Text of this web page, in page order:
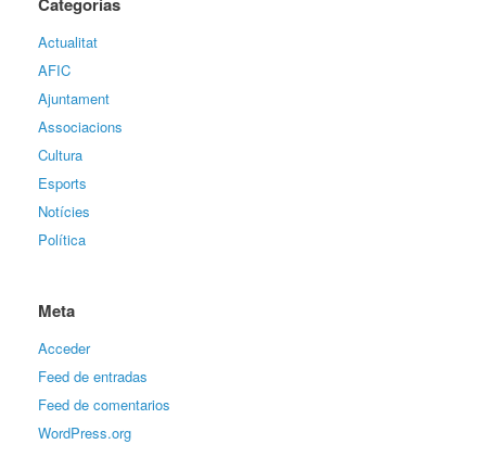
Actualitat
AFIC
Ajuntament
Associacions
Cultura
Esports
Notícies
Política
Meta
Acceder
Feed de entradas
Feed de comentarios
WordPress.org